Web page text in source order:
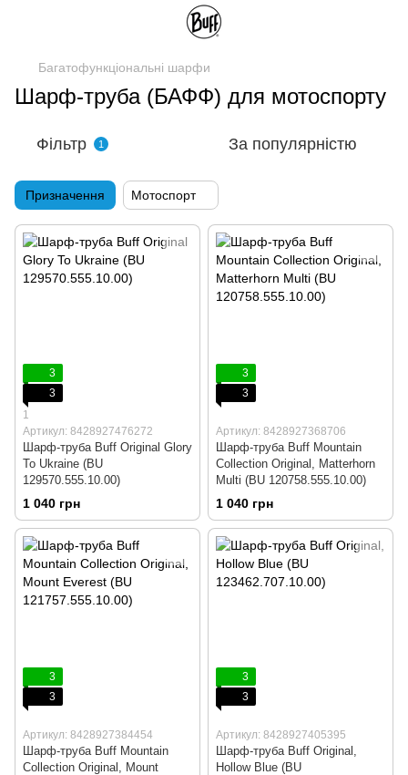
Багатофункціональні шарфи
Шарф-труба (БАФФ) для мотоспорту
Фільтр 1 За популярністю
Призначення Мотоспорт
3
3
1
Артикул: 8428927476272
Шарф-труба Buff Original Glory
To Ukraine (BU
129570.555.10.00)
1 040 грн
3
3
Артикул: 8428927368706
Шарф-труба Buff Mountain
Collection Original, Matterhorn
Multi (BU 120758.555.10.00)
1 040 грн
3
3
Артикул: 8428927384454
Шарф-труба Buff Mountain
Collection Original, Mount
3
3
Артикул: 8428927405395
Шарф-труба Buff Original,
Hollow Blue (BU